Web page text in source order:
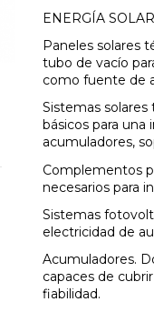
ENERGÍA
Paneles solares
tubo de vacío
como fuente de
Sistemas
básicos para
acumuladores,
Complementos
necesarios para
Sistemas
electricidad de
Acumuladores.
capaces de
fiabilidad.